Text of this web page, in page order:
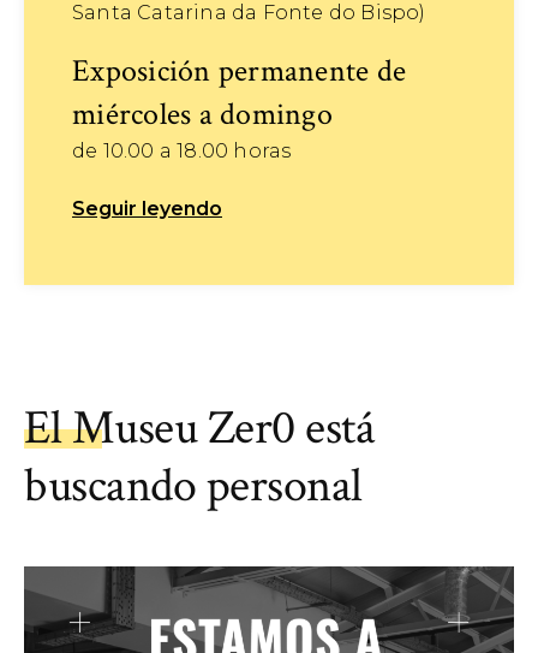
Santa Catarina da Fonte do Bispo)
Exposición permanente de
miércoles a domingo
de 10.00 a 18.00 horas
Seguir leyendo
El Museu Zer0 está
buscando personal